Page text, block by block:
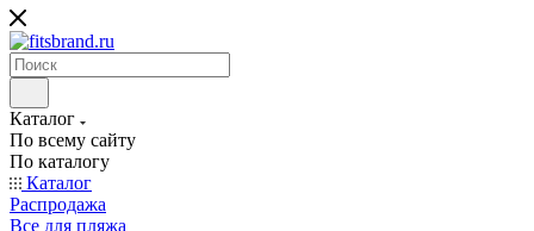
Каталог
По всему сайту
По каталогу
Каталог
Распродажа
Все для пляжа